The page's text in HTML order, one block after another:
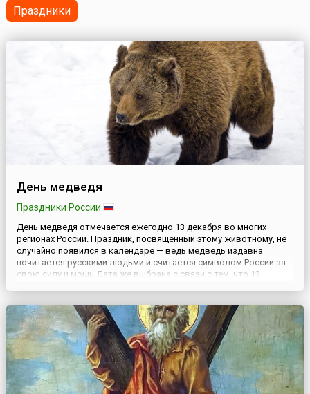
Праздники
День медведя
Праздники России
День медведя отмечается ежегодно 13 декабря во многих
регионах России. Праздник, посвященный этому животному, не
случайно появился в календаре — ведь медведь издавна
почитается русскими людьми и считается символом России за
свою силу и мощь.Дата же выбрана с связи с тем, что 13
вес...